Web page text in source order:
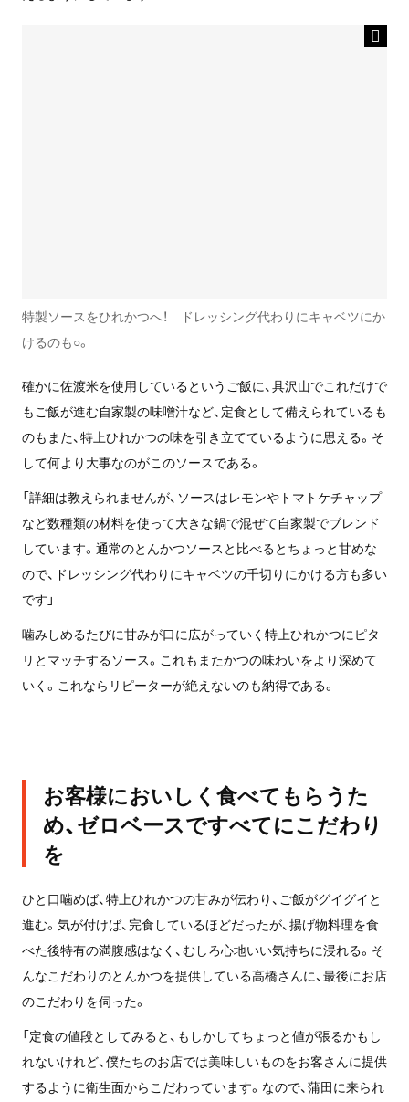
特製ソースをひれかつへ！ ドレッシング代わりにキャベツにか
けるのも○。
確かに佐渡米を使用しているというご飯に、具沢山でこれだけで
もご飯が進む自家製の味噌汁など、定食として備えられているも
のもまた、特上ひれかつの味を引き立てているように思える。そ
して何より大事なのがこのソースである。
「詳細は教えられませんが、ソースはレモンやトマトケチャップ
など数種類の材料を使って大きな鍋で混ぜて自家製でブレンド
しています。通常のとんかつソースと比べるとちょっと甘めな
ので、ドレッシング代わりにキャベツの千切りにかける方も多い
です」
噛みしめるたびに甘みが口に広がっていく特上ひれかつにピタ
リとマッチするソース。これもまたかつの味わいをより深めて
いく。これならリピーターが絶えないのも納得である。
お客様においしく食べてもらうた
め、ゼロベースですべてにこだわり
を
ひと口噛めば、特上ひれかつの甘みが伝わり、ご飯がグイグイと
進む。気が付けば、完食しているほどだったが、揚げ物料理を食
べた後特有の満腹感はなく、むしろ心地いい気持ちに浸れる。そ
んなこだわりのとんかつを提供している高橋さんに、最後にお店
のこだわりを伺った。
「定食の値段としてみると、もしかしてちょっと値が張るかもし
れないけれど、僕たちのお店では美味しいものをお客さんに提供
するように衛生面からこだわっています。なので、蒲田に来られ